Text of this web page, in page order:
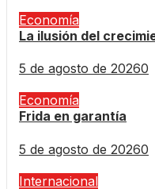
Economía
La ilusión del
5 de agosto de 20260
Economía
Frida en garantía
5 de agosto de 20260
Internacional